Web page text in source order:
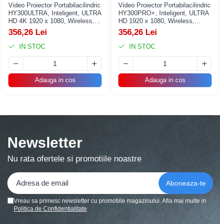
Articole pentru Iluminat
Corpuri de iluminat
Transport şi Ridicat
Pelerine, Umbrele si Accesorii
Video Proiector Portabilacilindric
HY300ULTRA, Inteligent, ULTRA
HD 4K 1920 x 1080, Wireless,
Compatibil cu Android/iOS, DC,
17 x 11 x 9.5 cm, Alb
356,26 Lei
IN STOC
Adauga in cos
Video Proiector Portabilacilindric
HY300PRO+, Inteligent, ULTRA
HD 1920 x 1080, Wireless,
Compatibil cu Android/iOS, 13 x
11 x 9 cm, Alb
356,26 Lei
IN STOC
Adauga in cos
Newsletter
Nu rata ofertele si promotiile noastre
Vreau sa primesc newsletter cu promotiile magazinului. Afla mai multe in
Politica de Confidentialitate